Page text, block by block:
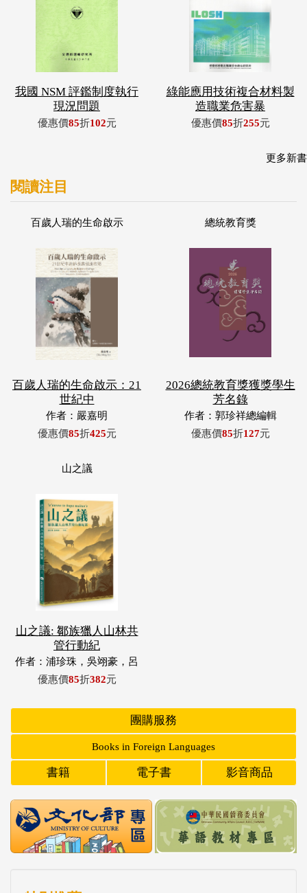
我國 NSM 評鑑制度執行
現況問題
優惠價85折102元
綠能應用技術複合材料製
造職業危害暴
優惠價85折255元
更多新書
閱讀注目
百歲人瑞的生命啟示
百歲人瑞的生命啟示：21
世紀中
作者：嚴嘉明
優惠價85折425元
總統教育獎
2026總統教育獎獲獎學生
芳名錄
作者：郭珍祥總編輯
優惠價85折127元
山之議
山之議: 鄒族獵人山林共
管行動紀
作者：浦珍珠，吳翊豪，呂
翊齊，張惠東，許玉青，王
優惠價85折382元
團購服務
Books in Foreign Languages
書籍 電子書 影音商品